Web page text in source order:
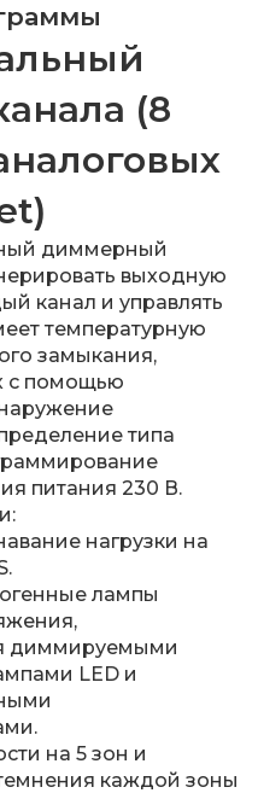
(8
диммерный
выходную
канал и управлять
температурную
замыкания,
с помощью
типа
питания 230 В.
нагрузки на
лампы
диммируемыми
LED и
на 5 зон и
каждой зоны